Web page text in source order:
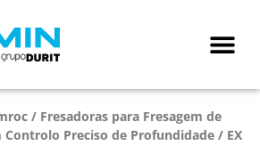
/ Fresadoras para Fresagem de
Controlo Preciso de Profundidade / EX